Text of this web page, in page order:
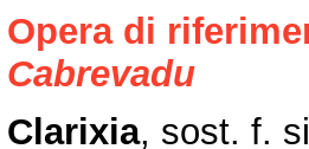
Opera di
Cabrevadu
Clarixia, sost. f.